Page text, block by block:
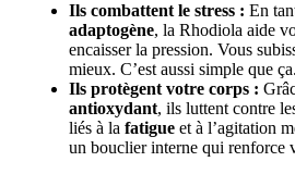
Ils combattent le stress : En
adaptogène, la Rhodiola aide
encaisser la pression. Vous
mieux. C’est aussi simple que ça.
Ils protègent votre corps :
antioxydant, ils luttent contre
liés à la fatigue et à l’agitation
un bouclier interne qui renforce